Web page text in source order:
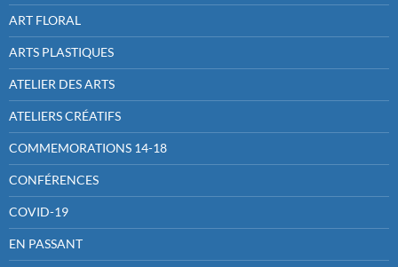
ART FLORAL
ARTS PLASTIQUES
ATELIER DES ARTS
ATELIERS CRÉATIFS
COMMEMORATIONS 14-18
CONFÉRENCES
COVID-19
EN PASSANT